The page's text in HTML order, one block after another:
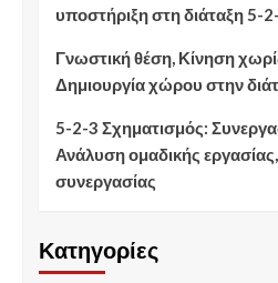
υποστήριξη στη διάταξη 5-
Γνωστική θέση, Κίνηση
Δημιουργία χώρου στην
5-2-3 Σχηματισμός:
Ανάλυση ομαδικής
συνεργασίας
Κατηγορίες